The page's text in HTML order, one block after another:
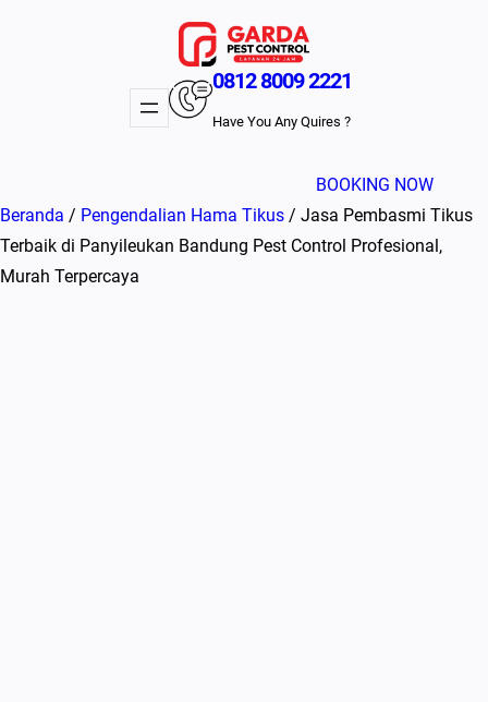
0812 8009 2221
Have You Any Quires ?
BOOKING NOW
Beranda / Pengendalian Hama Tikus / Jasa Pembasmi Tikus
Terbaik di Panyileukan Bandung Pest Control Profesional,
Murah Terpercaya